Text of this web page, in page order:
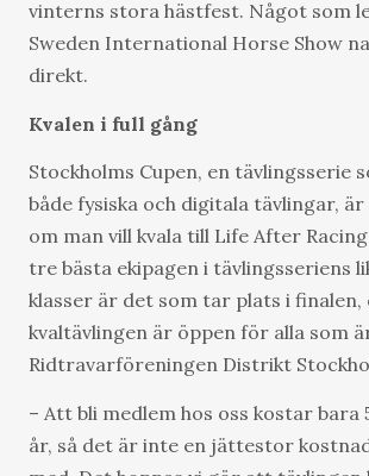
vinterns stora hästfest. Något som
Sweden International Horse Show
direkt.
Kvalen i full gång
Stockholms Cupen, en tävlingsserie
både fysiska och digitala tävlingar,
om man vill kvala till Life After
tre bästa ekipagen i tävlingsseriens
klasser är det som tar plats i finalen,
kvaltävlingen är öppen för alla som
Ridtravarföreningen Distrikt
– Att bli medlem hos oss kostar
år, så det är inte en jättestor